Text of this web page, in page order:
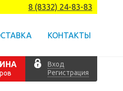
8 (8332) 24-83-83
КОНТАКТЫ
Вход
Регистрация